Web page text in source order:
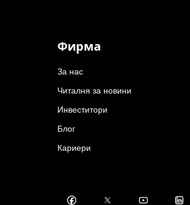
Фирма
За нас
Читалня за новини
Инвеститори
Блог
Кариери